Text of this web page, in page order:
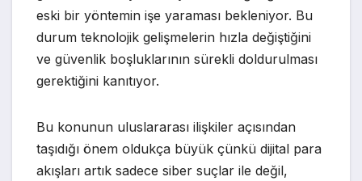
eski bir yöntemin işe yaraması bekleniyor. Bu
durum teknolojik gelişmelerin hızla değiştiğini
ve güvenlik boşluklarının sürekli doldurulması
gerektiğini kanıtıyor.
Bu konunun uluslararası ilişkiler açısından
taşıdığı önem oldukça büyük çünkü dijital para
akışları artık sadece siber suçlar ile değil,